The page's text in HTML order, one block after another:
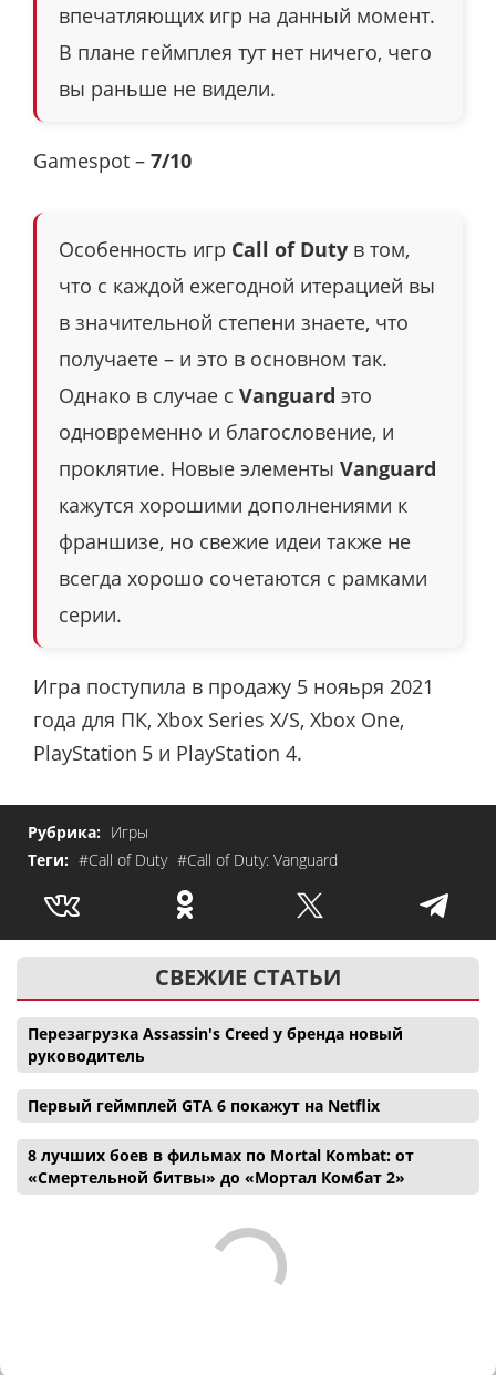
впечатляющих игр на данный момент.
В плане геймплея тут нет ничего, чего
вы раньше не видели.
Gamespot – 7/10
Особенность игр Call of Duty в том,
что с каждой ежегодной итерацией вы
в значительной степени знаете, что
получаете – и это в основном так.
Однако в случае с Vanguard это
одновременно и благословение, и
проклятие. Новые элементы Vanguard
кажутся хорошими дополнениями к
франшизе, но свежие идеи также не
всегда хорошо сочетаются с рамками
серии.
Игра поступила в продажу 5 нояьря 2021
года для ПК, Xbox Series X/S, Xbox One,
PlayStation 5 и PlayStation 4.
Рубрика: Игры
Теги: #Call of Duty #Call of Duty: Vanguard
СВЕЖИЕ СТАТЬИ
Перезагрузка Assassin's Creed у бренда новый
руководитель
Первый геймплей GTA 6 покажут на Netflix
8 лучших боев в фильмах по Mortal Kombat: от
«Смертельной битвы» до «Мортал Комбат 2»